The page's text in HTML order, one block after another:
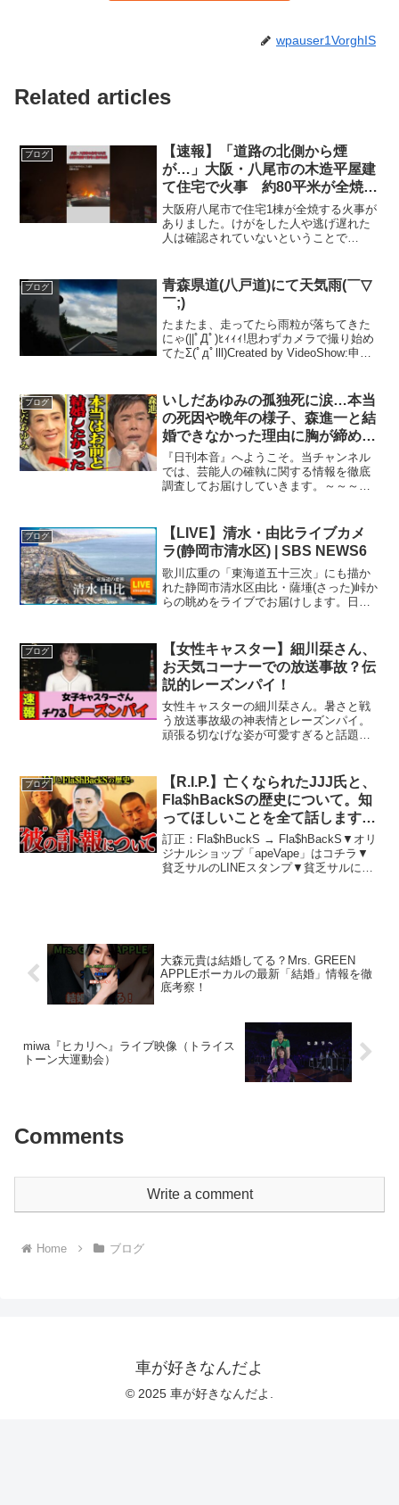
wpauser1VorghIS
Related articles
ブログ
【速報】「道路の北側から煙
が…」大阪・八尾市の木造平屋建
て住宅で火事 約80平米が全焼
#shorts #mbsニュース #毎日放
送 #火事
大阪府八尾市で住宅1棟が全焼する火事が
ありました。けがをした人や逃げ遅れた
人は確認されていないということで
側から煙が見えます」と消防に通報があ
りました。 消防により...
ブログ
青森県道(八戸道)にて天気雨(￣▽
￣;)
たまたま、走ってたら雨粒が落ちてきた
にゃ(||ﾟДﾟ)ﾋｨｨｨ!思わずカメラで撮り始め
てたΣ(ﾟдﾟlll)Created by VideoShow:申し
ブログ
いしだあゆみの孤独死に涙…本当
の死因や晩年の様子、森進一と結
婚できなかった理由に胸が締め付
けられた…【芸能】
『日刊本音』へようこそ。当チャンネル
では、芸能人の確執に関する情報を徹底
調査してお届けしていきます。～～～～
1969年から77年まで、9年連続出場を果
たしたいしだあゆみ...
ブログ
【LIVE】清水・由比ライブカメ
ラ(静岡市清水区) | SBS NEWS6
歌川広重の「東海道五十三次」にも描か
れた静岡市清水区由比・薩埵(さった)峠か
らの眺めをライブでお届けします。日本
ることができます。※不定期にメンテナ
ンスをすること...
ブログ
【女性キャスター】細川栞さん、
お天気コーナーでの放送事故？伝
説的レーズンパイ！
女性キャスターの細川栞さん。暑さと戦
う放送事故級の神表情とレーズンパイ。
頑張る切なげな姿が可愛すぎると話題
プ限定→ご視聴ありがとうございます。
▼チャンネル登録はこちら▼...
ブログ
【R.I.P.】亡くなられたJJJ氏と、
Fla$hBackSの歴史について。知
ってほしいことを全て話します
【FEBB・JJJ 追悼】
訂正：Fla$hBuckS → Fla$hBackS▼オリ
ジナルショップ「apeVape」はコチラ▼
貧乏サルのLINEスタンプ▼貧乏サルによ
大森元貴は結婚してる？Mrs. GREEN
APPLEボーカルの最新「結婚」情報を徹
底考察！
miwa『ヒカリヘ』ライブ映像（トライス
トーン大運動会）
Comments
Write a comment
Home ブログ
車が好きなんだよ
© 2025 車が好きなんだよ.